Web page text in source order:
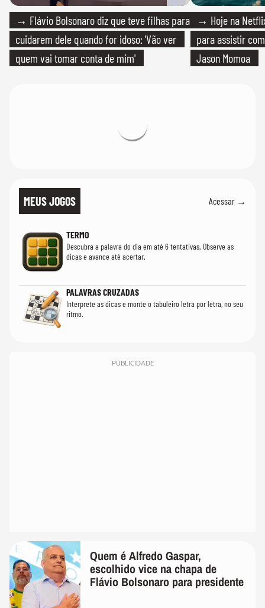
→ Flávio Bolsonaro diz que teve filhas para
cuidarem dele quando for idoso: 'Vão ver
quem vai tomar conta de mim'
→ Hoje na
para assistir
Jason Momoa
MEUS JOGOS Acessar →
TERMO
Descubra a palavra do dia em até 6 tentativas. Observe as
dicas e avance até acertar.
PALAVRAS CRUZADAS
Interprete as dicas e monte o tabuleiro letra por letra, no seu
ritmo.
PUBLICIDADE
Quem é Alfredo Gaspar,
escolhido vice na chapa de
Flávio Bolsonaro para presidente